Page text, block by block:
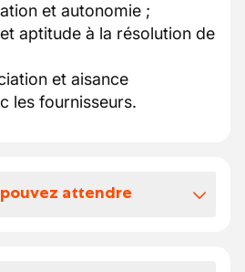
et autonomie ;
aptitude à la résolution de
et aisance
les fournisseurs.
attendre